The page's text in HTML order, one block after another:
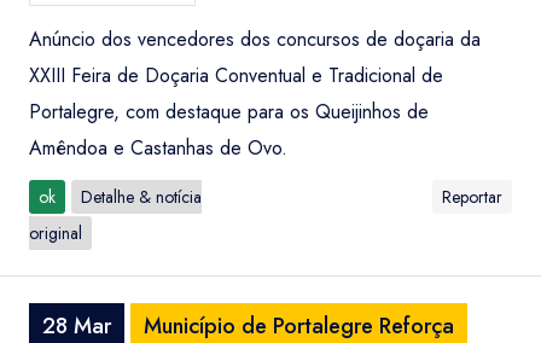
Anúncio dos vencedores dos concursos de doçaria da
XXIII Feira de Doçaria Conventual e Tradicional de
Portalegre, com destaque para os Queijinhos de
Amêndoa e Castanhas de Ovo.
ok
Detalhe & notícia
original
Reportar
28 Mar
Município de Portalegre Reforça